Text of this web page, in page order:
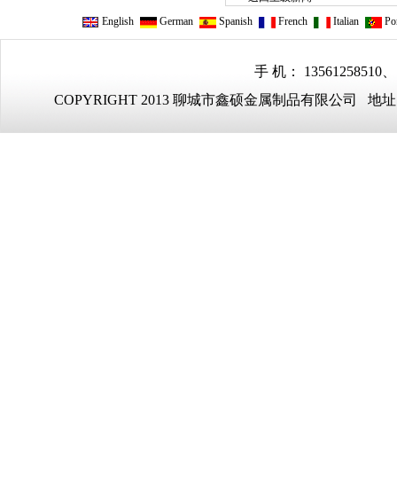
English
German Spanish French Italian
手 机： 13561258510
COPYRIGHT 2013 聊城市鑫硕金属制品有限公司 地